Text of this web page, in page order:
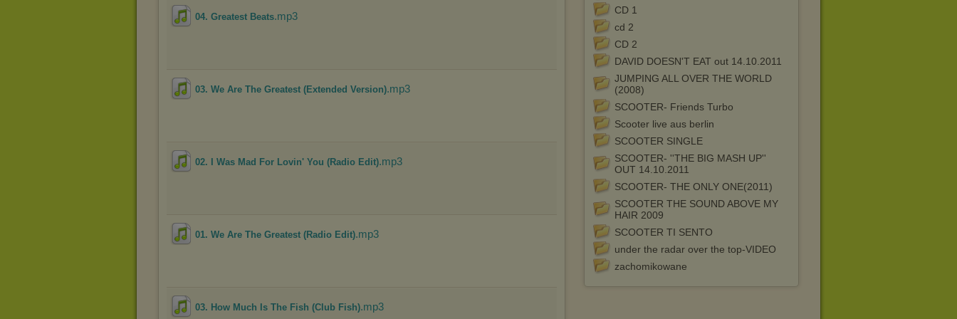
dokonując odpowiednich zmian w ustawieniach przeglądarki
Pełną informację na ten temat znajdziesz pod adresem
CD 1
cd 2
CD 2
DAVID DOESN'T EAT out 14.10.2011
JUMPING ALL OVER THE WORLD
(2008)
SCOOTER- Friends Turbo
Scooter live aus berlin
SCOOTER SINGLE
SCOOTER- ''THE BIG MASH UP''
OUT 14.10.2011
SCOOTER- THE ONLY ONE(2011)
SCOOTER THE SOUND ABOVE MY
HAIR 2009
SCOOTER TI SENTO
under the radar over the top-VIDEO
zachomikowane
04. Greatest Beats.mp3
03. We Are The Greatest (Extended Version).mp3
02. I Was Mad For Lovin' You (Radio Edit).mp3
01. We Are The Greatest (Radio Edit).mp3
03. How Much Is The Fish (Club Fish).mp3